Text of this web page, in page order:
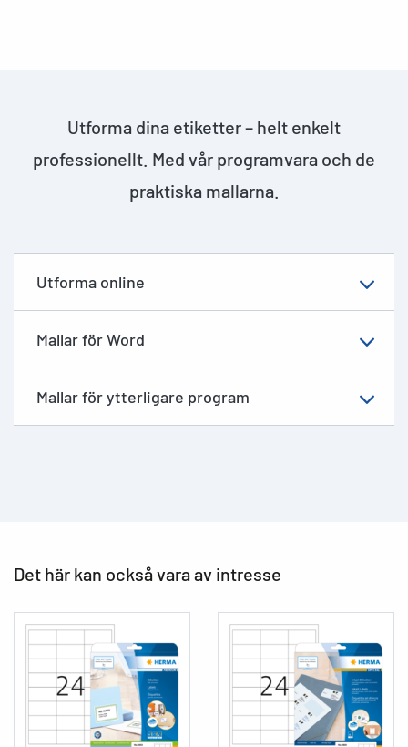
Utforma dina etiketter – helt enkelt
professionellt. Med vår programvara och de
praktiska mallarna.
Utforma online
Mallar för Word
Mallar för ytterligare program
Det här kan också vara av intresse